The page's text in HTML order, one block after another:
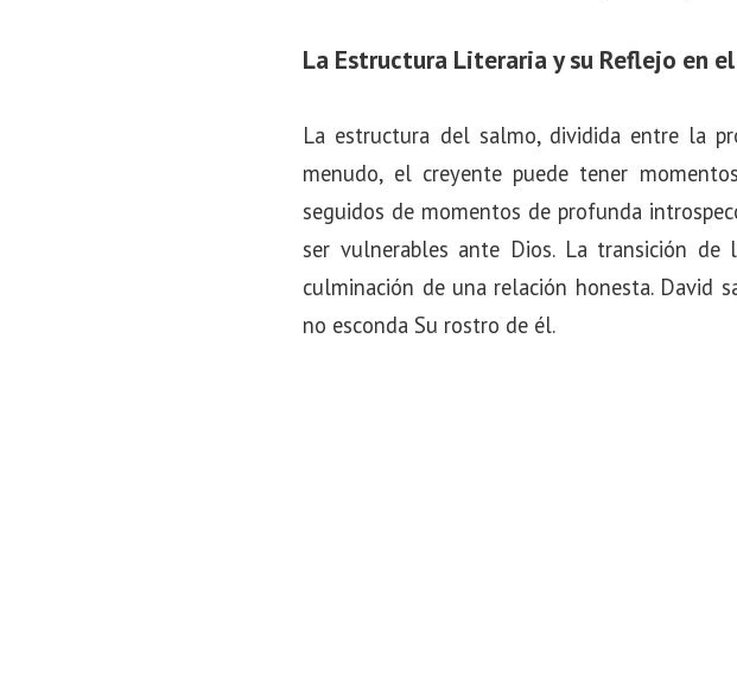
La Estructura Literaria y su Reflejo en
La estructura del salmo, dividida entre la
menudo, el creyente puede tener
seguidos de momentos de profunda
ser vulnerables ante Dios. La transición
culminación de una relación honesta. David
no esconda Su rostro de él.